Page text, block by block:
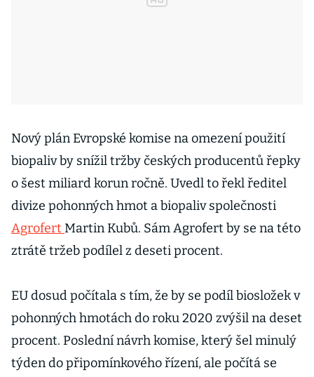
Nový plán Evropské komise na omezení použití
biopaliv by snížil tržby českých producentů řepky
o šest miliard korun ročně. Uvedl to řekl ředitel
divize pohonných hmot a biopaliv společnosti
Agrofert Martin Kubů. Sám Agrofert by se na této
ztrátě tržeb podílel z deseti procent.
EU dosud počítala s tím, že by se podíl biosložek v
pohonných hmotách do roku 2020 zvýšil na deset
procent. Poslední návrh komise, který šel minulý
týden do připomínkového řízení, ale počítá se